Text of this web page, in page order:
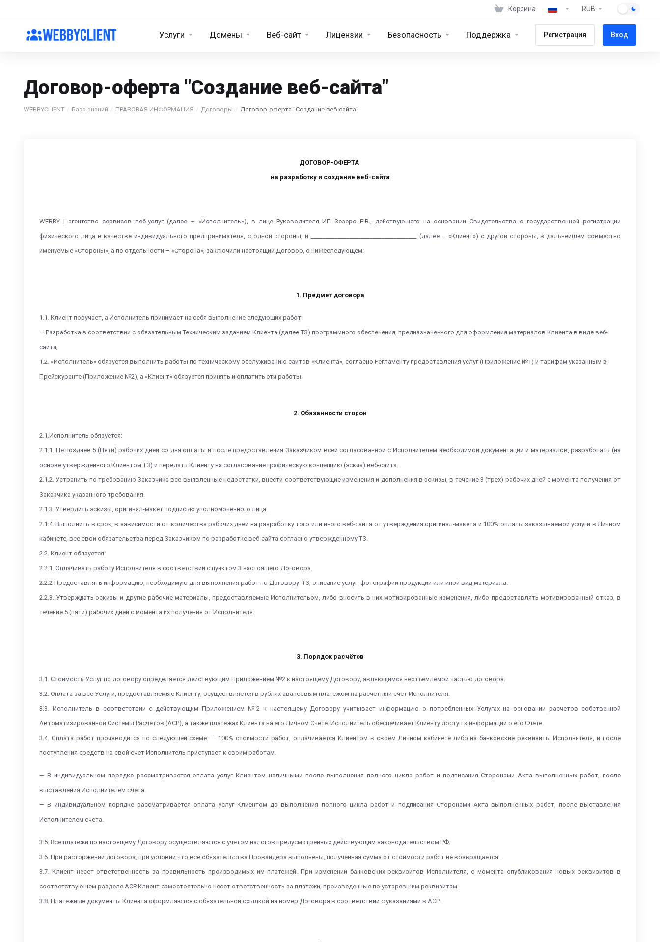
Корзина RUB
Услуги Домены Веб-сайт Лицензии Безопасность Поддержка Регистрация Вход
Договор-оферта "Создание веб-сайта"
WEBBYCLIENT База знаний ПРАВОВАЯ ИНФОРМАЦИЯ Договоры Договор-оферта "Создание веб-сайта"
ДОГОВОР-ОФЕРТА
на разработку и создание веб-сайта
WEBBY | агентство сервисов веб-услуг (далее – «Исполнитель»), в лице Руководителя ИП Зезеро Е.В., действующего на основании Свидетельства о государственной регистрации
физического лица в качестве индивидуального предпринимателя, с одной стороны, и ____________________________________ (далее – «Клиент») с другой стороны, в дальнейшем совместно
именуемые «Стороны», а по отдельности – «Сторона», заключили настоящий Договор, о нижеследующем:
1. Предмет договора
1.1. Клиент поручает, а Исполнитель принимает на себя выполнение следующих работ:
— Разработка в соответствии с обязательным Техническим заданием Клиента (далее ТЗ) программного обеспечения, предназначенного для оформления материалов Клиента в виде веб-
сайта;
1.2. «Исполнитель» обязуется выполнить работы по техническому обслуживанию сайтов «Клиента», согласно Регламенту предоставления услуг (Приложение №1) и тарифам указанным в
Прейскуранте (Приложение №2), а «Клиент» обязуется принять и оплатить эти работы.
2. Обязанности сторон
2.1.Исполнитель обязуется:
2.1.1. Не позднее 5 (Пяти) рабочих дней со дня оплаты и после предоставления Заказчиком всей согласованной с Исполнителем необходимой документации и материалов, разработать (на
основе утвержденного Клиентом ТЗ) и передать Клиенту на согласование графическую концепцию (эскиз) веб-сайта.
2.1.2. Устранить по требованию Заказчика все выявленные недостатки, внести соответствующие изменения и дополнения в эскизы, в течение 3 (трех) рабочих дней с момента получения от
Заказчика указанного требования.
2.1.3. Утвердить эскизы, оригинал-макет подписью уполномоченного лица.
2.1.4. Выполнить в срок, в зависимости от количества рабочих дней на разработку того или иного веб-сайта от утверждения оригинал-макета и 100% оплаты заказываемой услуги в Личном
кабинете, все свои обязательства перед Заказчиком по разработке веб-сайта согласно утвержденному ТЗ.
2.2. Клиент обязуется:
2.2.1. Оплачивать работу Исполнителя в соответствии с пунктом 3 настоящего Договора.
2.2.2 Предоставлять информацию, необходимую для выполнения работ по Договору: ТЗ, описание услуг, фотографии продукции или иной вид материала.
2.2.3. Утверждать эскизы и другие рабочие материалы, предоставляемые Исполнительом, либо вносить в них мотивированные изменения, либо предоставлять мотивированный отказ, в
течение 5 (пяти) рабочих дней с момента их получения от Исполнителя.
3. Порядок расчётов
3.1. Стоимость Услуг по договору определяется действующим Приложением №2 к настоящему Договору, являющимся неотъемлемой частью договора.
3.2. Оплата за все Услуги, предоставляемые Клиенту, осуществляется в рублях авансовым платежом на расчетный счет Исполнителя.
3.3. Исполнитель в соответствии с действующим Приложением №2 к настоящему Договору учитывает информацию о потребленных Услугах на основании расчетов собственной
Автоматизированной Системы Расчетов (АСР), а также платежах Клиента на его Личном Счете. Исполнитель обеспечивает Клиенту доступ к информации о его Счете.
3.4. Оплата работ производится по следующей схеме: — 100% стоимости работ, оплачивается Клиентом в своём Личном кабинете либо на банковские реквизиты Исполнителя, и после
поступления средств на свой счет Исполнитель приступает к своим работам.
— В индивидуальном порядке рассматривается оплата услуг Клиентом наличными после выполнения полного цикла работ и подписания Сторонами Акта выполненных работ, после
выставления Исполнителем счета.
— В индивидуальном порядке рассматривается оплата услуг Клиентом до выполнения полного цикла работ и подписания Сторонами Акта выполненных работ, после выставления
Исполнителем счета.
3.5. Все платежи по настоящему Договору осуществляются с учетом налогов предусмотренных действующим законодательством РФ.
3.6. При расторжении договора, при условии что все обязательства Провайдера выполнены, полученная сумма от стоимости работ не возвращается.
3.7. Клиент несет ответственность за правильность производимых им платежей. При изменении банковских реквизитов Исполнителя, с момента опубликования новых реквизитов в
соответствующем разделе АСР Клиент самостоятельно несет ответственность за платежи, произведенные по устаревшим реквизитам.
3.8. Платежные документы Клиента оформляются с обязательной ссылкой на номер Договора в соответствии с указаниями в АСР.